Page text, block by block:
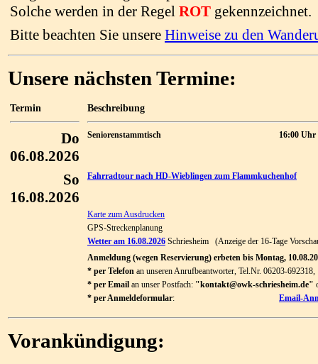
Solche werden in der Regel ROT gekennzeichnet.
Bitte beachten Sie unsere Hinweise zu den
Unsere nächsten Termine:
Termin Beschreibung
Do
06.08.2026
Seniorenstammtisch 16:00 Uhr
So
16.08.2026
Fahrradtour nach HD-Wieblingen zum Flammkuchenhof
Karte zum Ausdrucken
GPS-Streckenplanung
Wetter am 16.08.2026 Schriesheim (Anzeige der 16-Tage
Anmeldung (wegen Reservierung) erbeten bis Montag,
* per Telefon an unseren Anrufbeantworter, Tel.Nr. 06203-692318,
* per Email an unser Postfach: "kontakt@owk-schriesheim.de"
* per Anmeldeformular: Email-
Vorankündigung: